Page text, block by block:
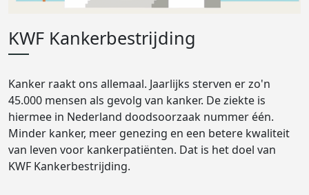
KWF Kankerbestrijding
Kanker raakt ons allemaal. Jaarlijks sterven er zo'n
45.000 mensen als gevolg van kanker. De ziekte is
hiermee in Nederland doodsoorzaak nummer één.
Minder kanker, meer genezing en een betere kwaliteit
van leven voor kankerpatiënten. Dat is het doel van
KWF Kankerbestrijding.